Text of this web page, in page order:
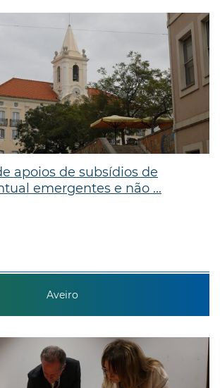
apoios de subsídios de
emergentes e não ...
Aveiro